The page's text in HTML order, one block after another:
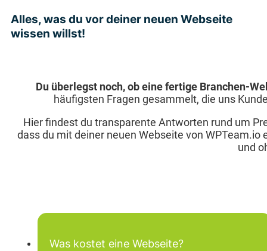
Alles, was du vor deiner neuen Webseite
wissen willst!
Du überlegst noch, ob eine fertige Branchen-
häufigsten Fragen gesammelt, die uns
Hier findest du transparente Antworten rund um
dass du mit deiner neuen Webseite von
und
Was kostet eine Webseite?